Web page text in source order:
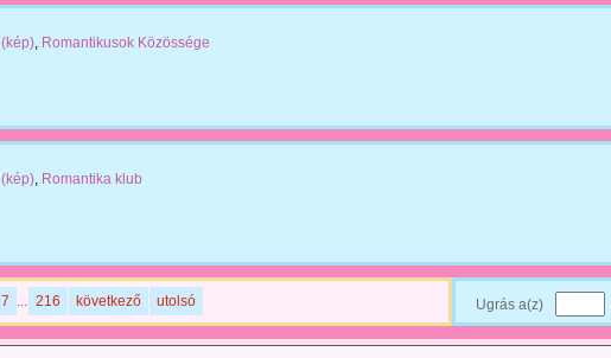
(kép), Romantikusok Közössége
(kép), Romantika klub
Ugrás a(z)
7 ... 216 következő utolsó